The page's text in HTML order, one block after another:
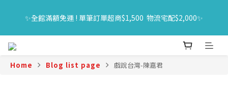
$1500送旅行組
✨全館滿額免運 ! 單筆訂單超商$1,500  物流宅配$2,000✨
🔥618年中購物節｜全館原價商品買一送一 限時06/01-06/30｜滿
Home Blog list page 戲說台灣-陳嘉君